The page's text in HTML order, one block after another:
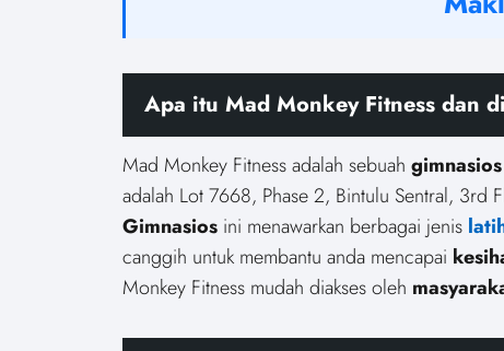
Apa itu Mad Monkey Fitness dan
Mad Monkey Fitness adalah sebuah gimnasios
adalah Lot 7668, Phase 2, Bintulu Sentral, 3rd
Gimnasios ini menawarkan berbagai jenis
canggih untuk membantu anda mencapai
Monkey Fitness mudah diakses oleh